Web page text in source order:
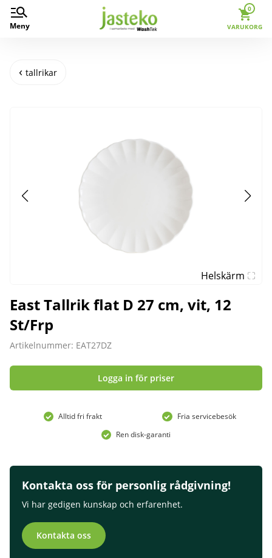
Meny
0
VARUKORG
tallrikar
Helskärm
East Tallrik flat D 27 cm, vit, 12
St/Frp
Artikelnummer: EAT27DZ
Logga in för priser
Alltid fri frakt
Fria servicebesök
Ren disk-garanti
Kontakta oss för personlig rådgivning!
Vi har gedigen kunskap och erfarenhet.
Kontakta oss